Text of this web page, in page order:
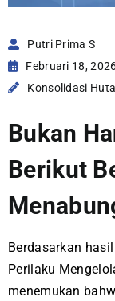
Putri Prima S
Februari 18,
Konsolidasi
Bukan
Berikut
Berdasarkan
Perilaku
menemukan